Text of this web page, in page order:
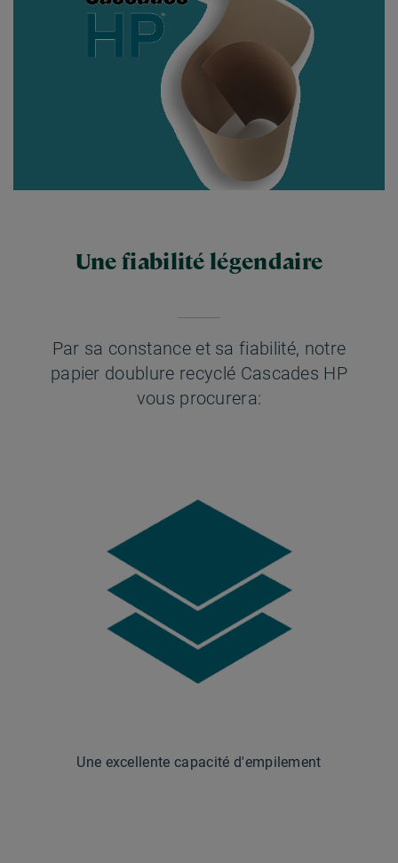
Une fiabilité légendaire
Par sa constance et sa fiabilité, notre
papier doublure recyclé Cascades HP
vous procurera:
Une excellente capacité d'empilement